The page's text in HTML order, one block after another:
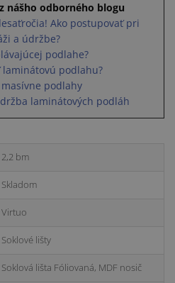
nášho odborného blogu
Ako postupovať pri
a údržbe?
podlahe?
laminátovú podlahu?
podlahy
laminátových podláh
2,2 bm
Skladom
Virtuo
Soklové lišty
Soklová lišta Fóliovaná, MDF nosič